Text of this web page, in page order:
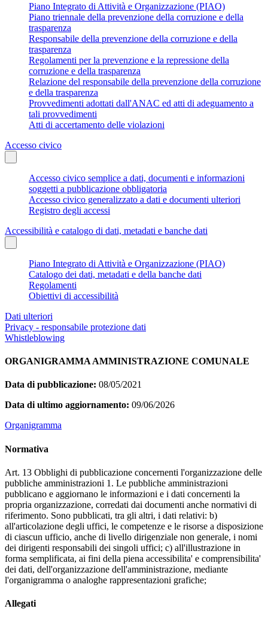
Piano Integrato di Attività e Organizzazione (PIAO)
Piano triennale della prevenzione della corruzione e della
trasparenza
Responsabile della prevenzione della corruzione e della
trasparenza
Regolamenti per la prevenzione e la repressione della
corruzione e della trasparenza
Relazione del responsabile della prevenzione della corruzione
e della trasparenza
Provvedimenti adottati dall'ANAC ed atti di adeguamento a
tali provvedimenti
Atti di accertamento delle violazioni
Accesso civico
Accesso civico semplice a dati, documenti e informazioni
soggetti a pubblicazione obbligatoria
Accesso civico generalizzato a dati e documenti ulteriori
Registro degli accessi
Accessibilità e catalogo di dati, metadati e banche dati
Piano Integrato di Attività e Organizzazione (PIAO)
Catalogo dei dati, metadati e della banche dati
Regolamenti
Obiettivi di accessibilità
Dati ulteriori
Privacy - responsabile protezione dati
Whistleblowing
ORGANIGRAMMA AMMINISTRAZIONE COMUNALE
Data di pubblicazione: 08/05/2021
Data di ultimo aggiornamento: 09/06/2026
Organigramma
Normativa
Art. 13 Obblighi di pubblicazione concernenti l'organizzazione delle
pubbliche amministrazioni 1. Le pubbliche amministrazioni
pubblicano e aggiornano le informazioni e i dati concernenti la
propria organizzazione, corredati dai documenti anche normativi di
riferimento. Sono pubblicati, tra gli altri, i dati relativi: b)
all'articolazione degli uffici, le competenze e le risorse a disposizione
di ciascun ufficio, anche di livello dirigenziale non generale, i nomi
dei dirigenti responsabili dei singoli uffici; c) all'illustrazione in
forma semplificata, ai fini della piena accessibilita' e comprensibilita'
dei dati, dell'organizzazione dell'amministrazione, mediante
l'organigramma o analoghe rappresentazioni grafiche;
Allegati